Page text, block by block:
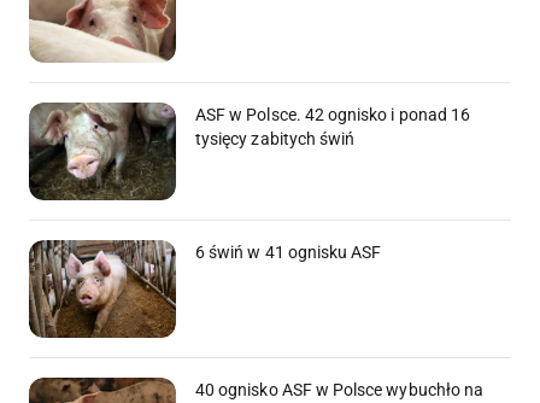
ASF w Polsce. 42 ognisko i ponad 16
tysięcy zabitych świń
6 świń w 41 ognisku ASF
40 ognisko ASF w Polsce wybuchło na